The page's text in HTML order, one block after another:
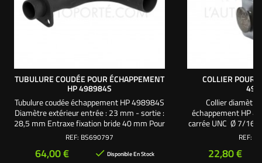
TUBULURE COUDÉE POUR ÉCHAPPEMENT
HP 498984S
Tubulure coudée échappement HP 498984S
Diamètre extérieur entrée : 23 mm - sortie :
28,5 mm Entraxe fixation bride 40 mm Pour
séries 19 - 23 - 25 - 28 - 29 HP
REF: BS690797
Prix
64,00 €  Disponible En Stock
COLLIER POUR
Collier
échappement HP
carrée UNC Ø 7/16"
bombée + écrou
REF:
Prix
22,80 €